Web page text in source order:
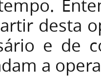
desta
e de
a